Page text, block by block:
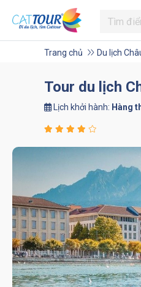
Trang chủ Du lịch
Tour du lịch
Lịch khởi hành: Hàng